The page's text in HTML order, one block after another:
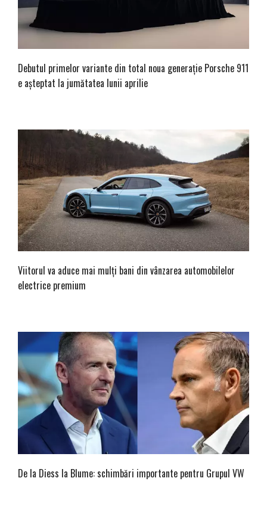
Debutul primelor variante din total noua generație Porsche 911
e așteptat la jumătatea lunii aprilie
Viitorul va aduce mai mulți bani din vânzarea automobilelor
electrice premium
De la Diess la Blume: schimbări importante pentru Grupul VW